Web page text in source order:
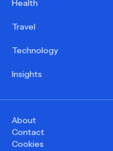
Health
Travel
Technology
Insights
About
Contact
Cookies